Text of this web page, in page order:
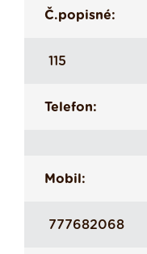
Č.popisné:
115
Telefon:
Mobil:
777682068